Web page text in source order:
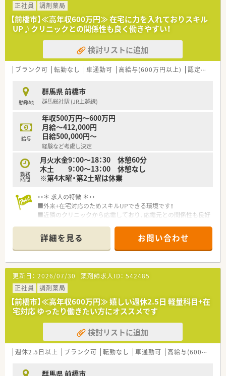
＼こんな会社です！／
群馬県発祥の唯一のドラッグストアとして運営！
DGS54店舗 調剤併設店22店舗と群馬県内をメインに出店して
います。
2020年よりウエルシアHDGに参画、今後も成長し続ける群馬県
展開の地場企業です。
2022年12月現在で調剤併設率は47%！
管理薬剤師としてのキャリアを目指したい方は必見！
多数の活躍できる場がございます♪
＼店舗の特徴／
上毛鉄道 三俣駅から歩いてすぐの立地です。
ドラッグストア併設の調剤薬局で駐車場は広く、
お買い物ついでの患者様がメインとなり、
面対応で幅広い処方箋を応需しています。
18時までの開局で残業はほぼございません♪
＼就業環境／
待ち時間0でのお渡しや、ドライブスルーでの服薬指導も実施し
ています。
薬歴は全店舗でMusubiを導入♪
ける環境です。
健康測定会や地域イベントへも積極参加！
薬剤師がより身近な存在となるよう日々活動されています♪
残業は1分単位にて支給！
全社で月間残業10時間以下を目指して取り組んでおり、メリハ
リつけて働きたい方にオススメの環境です♪
また女性薬剤師が多数活躍されており、
妊娠・出産・育児などのライフイベントに最大限の配慮を行って
います。
そのため産休育休後復帰率は100%♪
正社員
調剤薬局
【前橋市】≪高年収600万円≫ 在宅に力を入れておりスキル
UP♪クリニックとの関係性も良く働きやすい！
検討リストに追加
ブランク可 転勤なし 車通勤可 高給与(600万円以上) 認定薬剤師取得支援あり
勤務地
群馬県 前橋市
群馬総社駅 (JR上越線)
給与
年収500万円～600万円
月給～412,000円
日給500,000円～
経験など考慮し決定
勤務
時間
月火水金9：00～18：30 休憩60分
木土 9：00～13：00 休憩なし
※第4木曜・第2土曜は休業
・・＊ 求人の特徴 ＊・・
■外来+在宅対応のためスキルUPできる環境です！
■近隣のクリニックから応需しており、応需元との関係性も良好
■ご家庭をお持ちの薬剤師さんへ理解のある環境です。
■ご経験に応じて高年収600万円までご相談可能！
・・＊ 薬局の特徴 ＊・・
■群馬県6店舗、埼玉県3店舗にて店舗展開しています。
■40～50代の方も活躍中。ベテランの薬剤師さんが活躍してい
ます。
■小さいお子さんがいる方、家事・子育てとの両立に理解ある企
業です。
詳細を見る お問い合わせ
更新日： 2026/07/30 薬剤師求人ID： 542485
正社員
調剤薬局
【前橋市】≪高年収600万円≫ 嬉しい週休2.5日 軽量科目+在
宅対応 ゆったり働きたい方にオススメです
検討リストに追加
週休2.5日以上 ブランク可 転勤なし 車通勤可 高給与(600万円以上)
群馬県 前橋市